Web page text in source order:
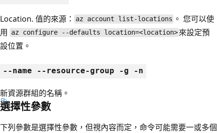
Location. 值的來源： az account list-locations 。 您可以使
用 az configure --defaults location=<location> 來設定預
設位置。
--name --resource-group -g -n
新資源群組的名稱。
選擇性參數
下列參數是選擇性參數，但視內容而定，命令可能需要一或多個